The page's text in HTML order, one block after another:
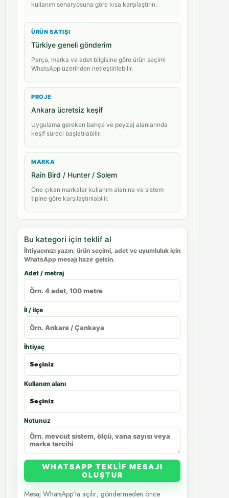
kullanım senaryosuna göre kısa karşılaştırın.
ÜRÜN SATIŞI
Türkiye geneli gönderim
Parça, marka ve adet bilgisine göre ürün seçimi
WhatsApp üzerinden netleştirilebilir.
PROJE
Ankara ücretsiz keşif
Uygulama gereken bahçe ve peyzaj alanlarında
keşif süreci başlatılabilir.
MARKA
Rain Bird / Hunter / Solem
Öne çıkan markalar kullanım alanına ve sistem
tipine göre karşılaştırılabilir.
Bu kategori için teklif al
İhtiyacınızı yazın; ürün seçimi, adet ve uyumluluk için
WhatsApp mesajı hazır gelsin.
Adet / metraj
İl / ilçe
İhtiyaç
Kullanım alanı
Notunuz
WHATSAPP TEKLIF MESAJI
OLUŞTUR
Mesaj WhatsApp’ta açılır; göndermeden önce